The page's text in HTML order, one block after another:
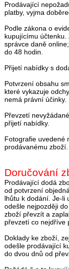
Prodávající
platby, vyjma
Podle zákona o
kupujícímu účtenku.
správce daně
do 48 hodin.
Přijetí nabídky s
Potvrzení obsahu
které vykazuje
nemá právní účinky.
Převzetí
přijetí nabídky.
Fotografie uvedené
prodávanému zboží.
Doručování
Prodávající dodá
od potvrzení
lhůtu k dodání. Je-li
odešle nejpozději
zboží převzít a
převzetí co nejdříve
Doklady ke zboží,
odešle prodávající
do dvou dnů od